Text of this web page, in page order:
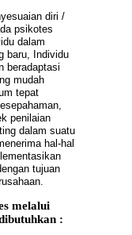
diri /
psikotes
dalam
baru, Individu
beradaptasi
mudah
tepat
penilaian
dalam suatu
hal-hal
tujuan
melalui
: